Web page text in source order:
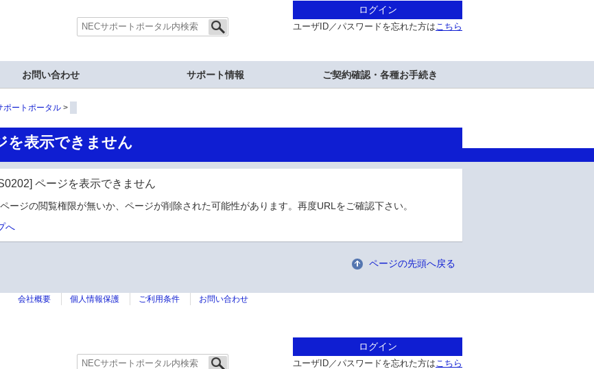
ログイン
ユーザID／パスワードを忘れた方はこちら
お問い合わせ サポート情報 ご契約確認・各種お手続き
ポートポータル
を表示できません
ページを表示できません
ージの閲覧権限が無いか、ページが削除された可能性があります。再度URLをご確認下さい。
へ
ページの先頭へ戻る
会社概要 個人情報保護 ご利用条件 お問い合わせ
ログイン
ユーザID／パスワードを忘れた方はこちら